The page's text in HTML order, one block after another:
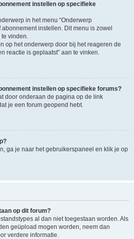
instellen op specifieke
in het menu “Onderwerp
instellen. Dit menu is zowel
vinden.
op het onderwerp door bij het reageren de
reactie is geplaatst” aan te vinken.
instellen op specifieke forums?
door onderaan de pagina op de link
je een forum geopend hebt.
ga je naar het gebruikerspaneel en klik je op
op dit forum?
al dan niet toegestaan worden. Als
geüpload mogen worden, neem dan
verdere informatie.